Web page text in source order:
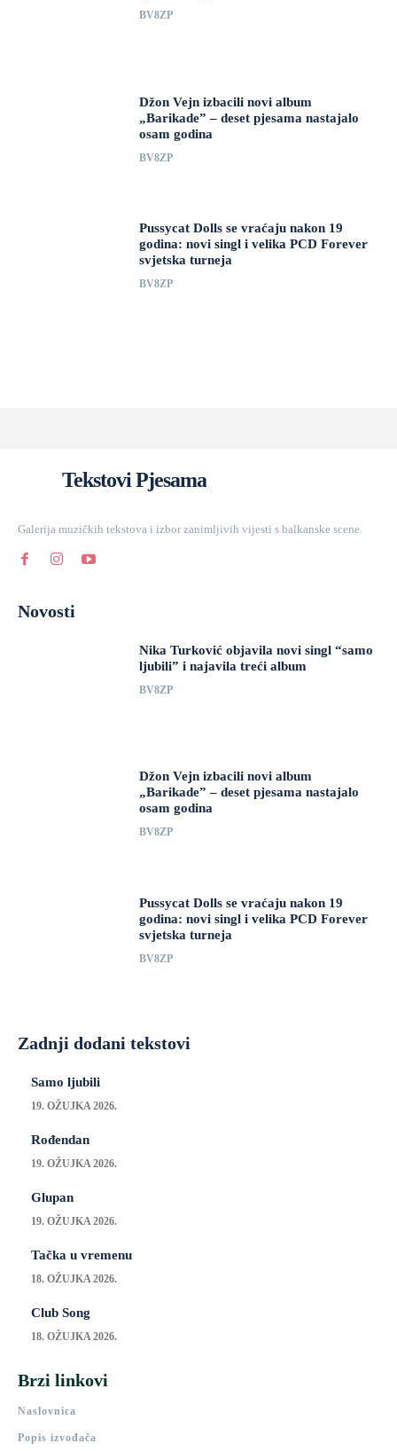
BV8ZP
Džon Vejn izbacili novi album
„Barikade” – deset pjesama nastajalo
osam godina
BV8ZP
Pussycat Dolls se vraćaju nakon 19
godina: novi singl i velika PCD Forever
svjetska turneja
BV8ZP
Tekstovi Pjesama
Galerija muzičkih tekstova i izbor zanimljivih vijesti s balkanske scene.
Novosti
Nika Turković objavila novi singl “samo
ljubili” i najavila treći album
BV8ZP
Džon Vejn izbacili novi album
„Barikade” – deset pjesama nastajalo
osam godina
BV8ZP
Pussycat Dolls se vraćaju nakon 19
godina: novi singl i velika PCD Forever
svjetska turneja
BV8ZP
Zadnji dodani tekstovi
Samo ljubili
19. OŽUJKA 2026.
Rođendan
19. OŽUJKA 2026.
Glupan
19. OŽUJKA 2026.
Tačka u vremenu
18. OŽUJKA 2026.
Club Song
18. OŽUJKA 2026.
Brzi linkovi
Naslovnica
Popis izvođača